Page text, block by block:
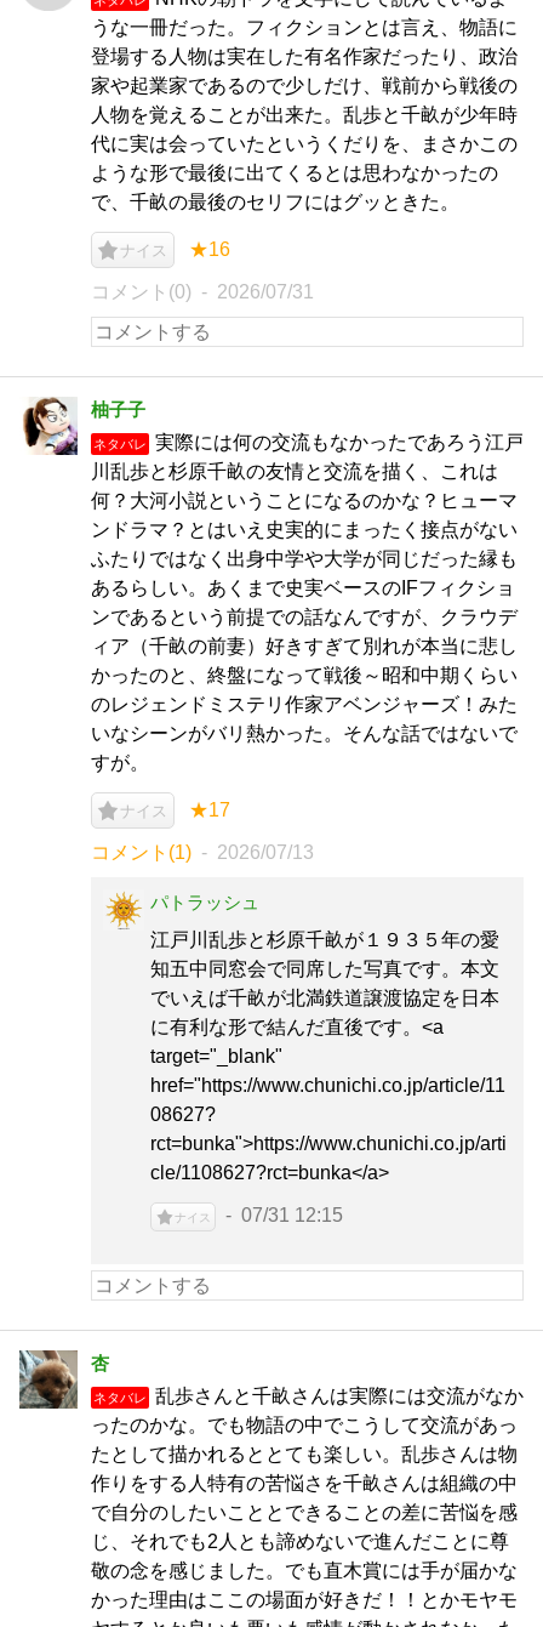
うな一冊だった。フィクションとは言え、物語に
登場する人物は実在した有名作家だったり、政治
家や起業家であるので少しだけ、戦前から戦後の
人物を覚えることが出来た。乱歩と千畝が少年時
代に実は会っていたというくだりを、まさかこの
ような形で最後に出てくるとは思わなかったの
で、千畝の最後のセリフにはグッときた。
ナイス ★16
コメント(0) 2026/07/31
柚子子
ネタバレ
実際には何の交流もなかったであろう江戸
川乱歩と杉原千畝の友情と交流を描く、これは
何？大河小説ということになるのかな？ヒューマ
ンドラマ？とはいえ史実的にまったく接点がない
ふたりではなく出身中学や大学が同じだった縁も
あるらしい。あくまで史実ベースのIFフィクショ
ンであるという前提での話なんですが、クラウデ
ィア（千畝の前妻）好きすぎて別れが本当に悲し
かったのと、終盤になって戦後～昭和中期くらい
のレジェンドミステリ作家アベンジャーズ！みた
いなシーンがバリ熱かった。そんな話ではないで
すが。
ナイス ★17
コメント(1) 2026/07/13
パトラッシュ
江戸川乱歩と杉原千畝が１９３５年の愛
知五中同窓会で同席した写真です。本文
でいえば千畝が北満鉄道譲渡協定を日本
に有利な形で結んだ直後です。<a
target="_blank"
href="https://www.chunichi.co.jp/article/11
08627?
rct=bunka">https://www.chunichi.co.jp/arti
cle/1108627?rct=bunka</a>
ナイス 07/31 12:15
杏
ネタバレ
乱歩さんと千畝さんは実際には交流がなか
ったのかな。でも物語の中でこうして交流があっ
たとして描かれるととても楽しい。乱歩さんは物
作りをする人特有の苦悩さを千畝さんは組織の中
で自分のしたいこととできることの差に苦悩を感
じ、それでも2人とも諦めないで進んだことに尊
敬の念を感じました。でも直木賞には手が届かな
かった理由はここの場面が好きだ！！とかモヤモ